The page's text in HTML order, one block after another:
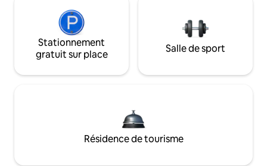
Stationnement
gratuit sur place
Salle de sport
Résidence de tourisme